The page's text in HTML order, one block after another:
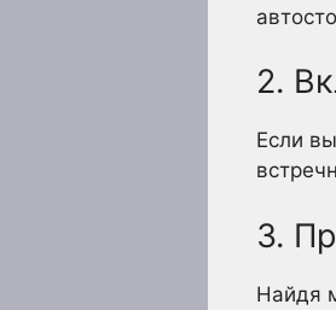
2.
Если
3.
Найдя